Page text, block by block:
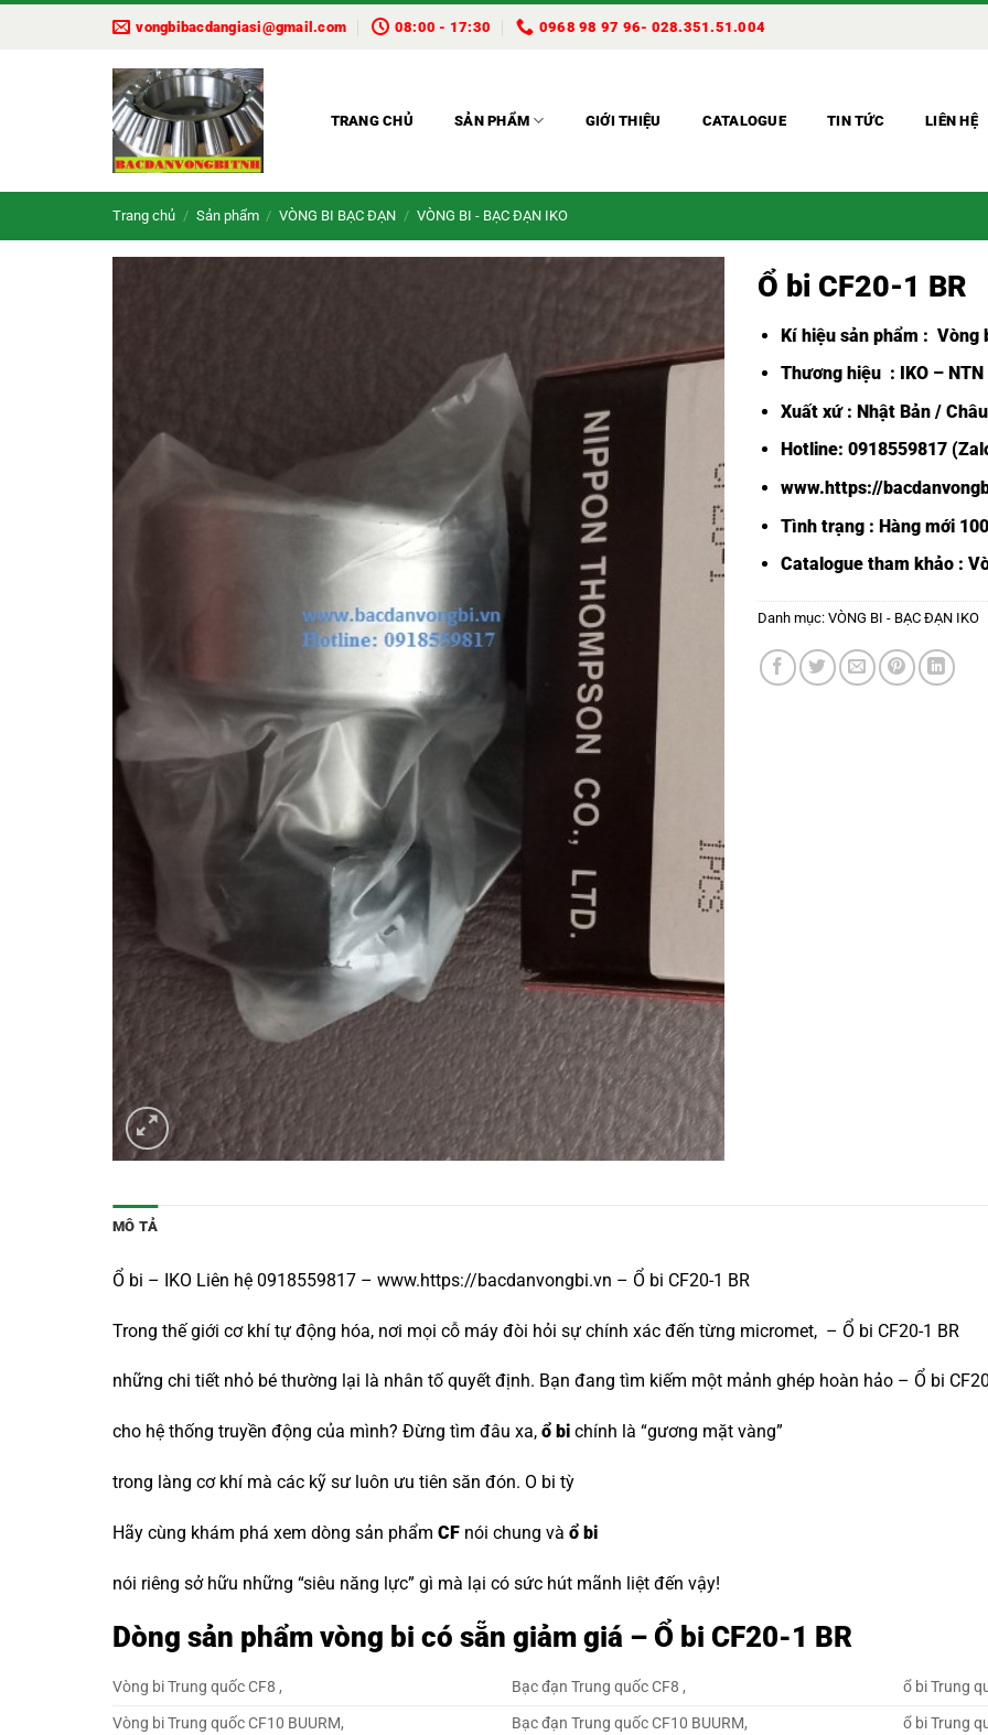
vongbibacdangiasi@gmail.com 08:00 - 17:30 0968 98 97 96- 028.351.51.004
TRANG CHỦ SẢN PHẨM GIỚI THIỆU CATALOGUE TIN TỨC LIÊN HỆ
Trang chủ / Sản phẩm / VÒNG BI BẠC ĐẠN / VÒNG BI - BẠC ĐẠN IKO
Ổ bi CF20-1 BR
Kí hiệu sản phẩm : Vòng
Thương hiệu : IKO – NTN
Xuất xứ : Nhật Bản /
Hotline: 0918559817
www.https://
Tình trạng : Hàng mới
Catalogue tham khảo :
Danh mục: VÒNG BI - BẠC ĐẠN IKO
MÔ TẢ
Ổ bi – IKO Liên hệ 0918559817 – www.https://bacdanvongbi.vn – Ổ bi CF20-1 BR
Trong thế giới cơ khí tự động hóa, nơi mọi cỗ máy đòi hỏi sự chính xác đến từng micromet, – Ổ bi CF20-1 BR
những chi tiết nhỏ bé thường lại là nhân tố quyết định. Bạn đang tìm kiếm một mảnh ghép hoàn hảo – Ổ bi
cho hệ thống truyền động của mình? Đừng tìm đâu xa, ổ bi chính là “gương mặt vàng”
trong làng cơ khí mà các kỹ sư luôn ưu tiên săn đón. O bi tỳ
Hãy cùng khám phá xem dòng sản phẩm CF nói chung và ổ bi
nói riêng sở hữu những “siêu năng lực” gì mà lại có sức hút mãnh liệt đến vậy!
Dòng sản phẩm vòng bi có sẵn giảm giá – Ổ bi CF20-1 BR
Vòng bi Trung quốc CF8 , Bạc đạn Trung quốc CF8 ,
ổ bi Trung
Vòng bi Trung quốc CF10 BUURM,
Bạc đạn Trung quốc CF10 BUURM,
ổ bi Trung